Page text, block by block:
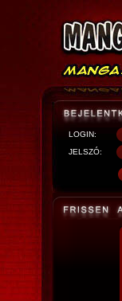
LOGIN:
JELSZÓ: